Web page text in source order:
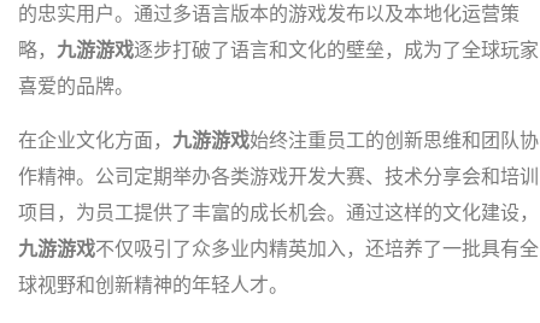
的忠实用户。通过多语言版本的游戏发布以及本地化运营策
略， 九游游戏逐步打破了语言和文化的壁垒，成为了全球玩家
喜爱的品牌。
在企业文化方面， 九游游戏始终注重员工的创新思维和团队协
作精神。公司定期举办各类游戏开发大赛、技术分享会和培训
项目，为员工提供了丰富的成长机会。通过这样的文化建设，
九游游戏不仅吸引了众多业内精英加入，还培养了一批具有全
球视野和创新精神的年轻人才。